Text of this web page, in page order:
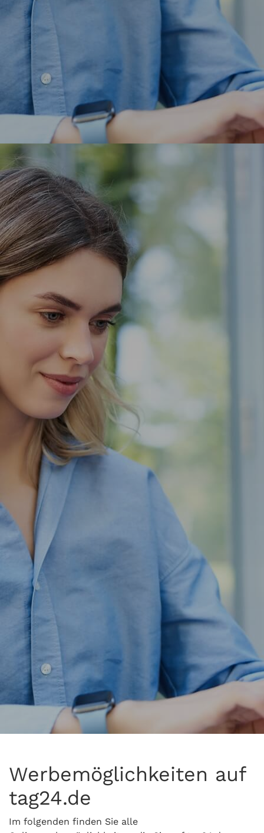
Werbemöglichkeiten auf
tag24.de
Im folgenden finden Sie alle